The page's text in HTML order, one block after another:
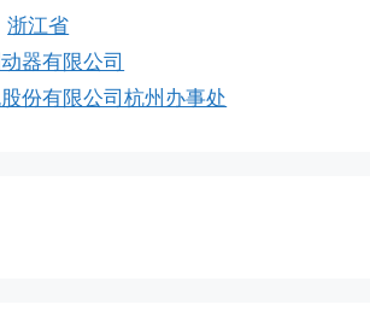
浙江省
器有限公司
份有限公司杭州办事处